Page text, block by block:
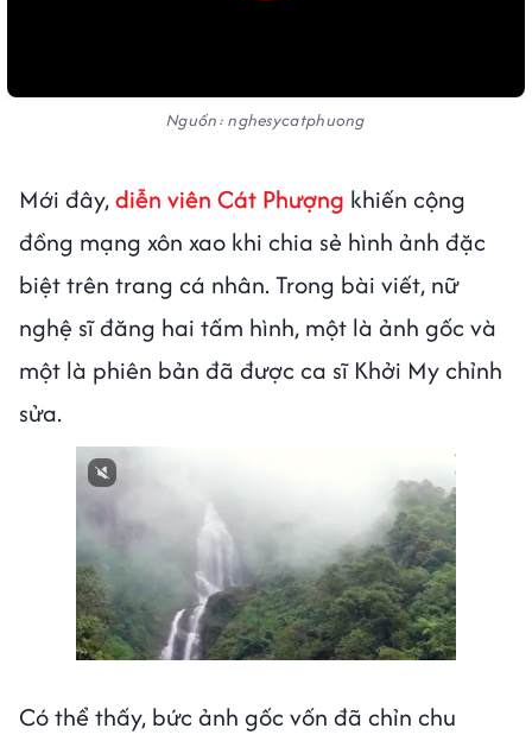
Nguồn: nghesycatphuong
Mới đây,diễn viên Cát Phượng khiến cộng
đồng mạng xôn xao khi chia sẻ hình ảnh đặc
biệt trên trang cá nhân. Trong bài viết, nữ
nghệ sĩ đăng hai tấm hình, một là ảnh gốc và
một là phiên bản đã được ca sĩ Khởi My chỉnh
sửa.
Có thể thấy, bức ảnh gốc vốn đã chỉn chu